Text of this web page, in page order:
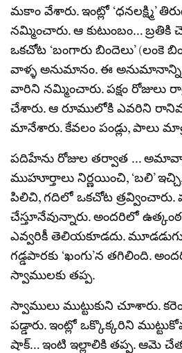
మకాం వేశారు. ఇంట్లో ‘ధనలక్ష్మి’
నమ్మించారు. ఆ కుటుంబం… బ్రతికి
ఒకచోట ‘బంగారు బిందెలు’ (లంకె
వాళ్ళ అనుమానం. ఈ అనుమానాన్ని
వారిని నమ్మించారు. పక్షం రోజులు
చేశారు. ఆ రూములోకి ఎవరిని
మానేశారు. కేవలం పండ్లు, పాలు
పదిహేను రోజుల తర్వాత …
ముహూర్తాలు నిర్ణయించి, ‘బలి’
పిలిచి, గదిలో ఒకచోట త్రవ్వించారు.
చేస్తూనేవున్నారు. అందరిలో
ఎవ్వరికీ తెలియకూడదు.
గడ్డపారకు ‘ఖంగు’న తగిలింది.
స్వాములకు తప్ప.
స్వాములు ముట్టుకుని చూశారు.
పడ్డారు. ఇంట్లో ఒక్కొక్కరిని
షాక్… ఇంటి ఇల్లాలికి తప్ప. ఆమె